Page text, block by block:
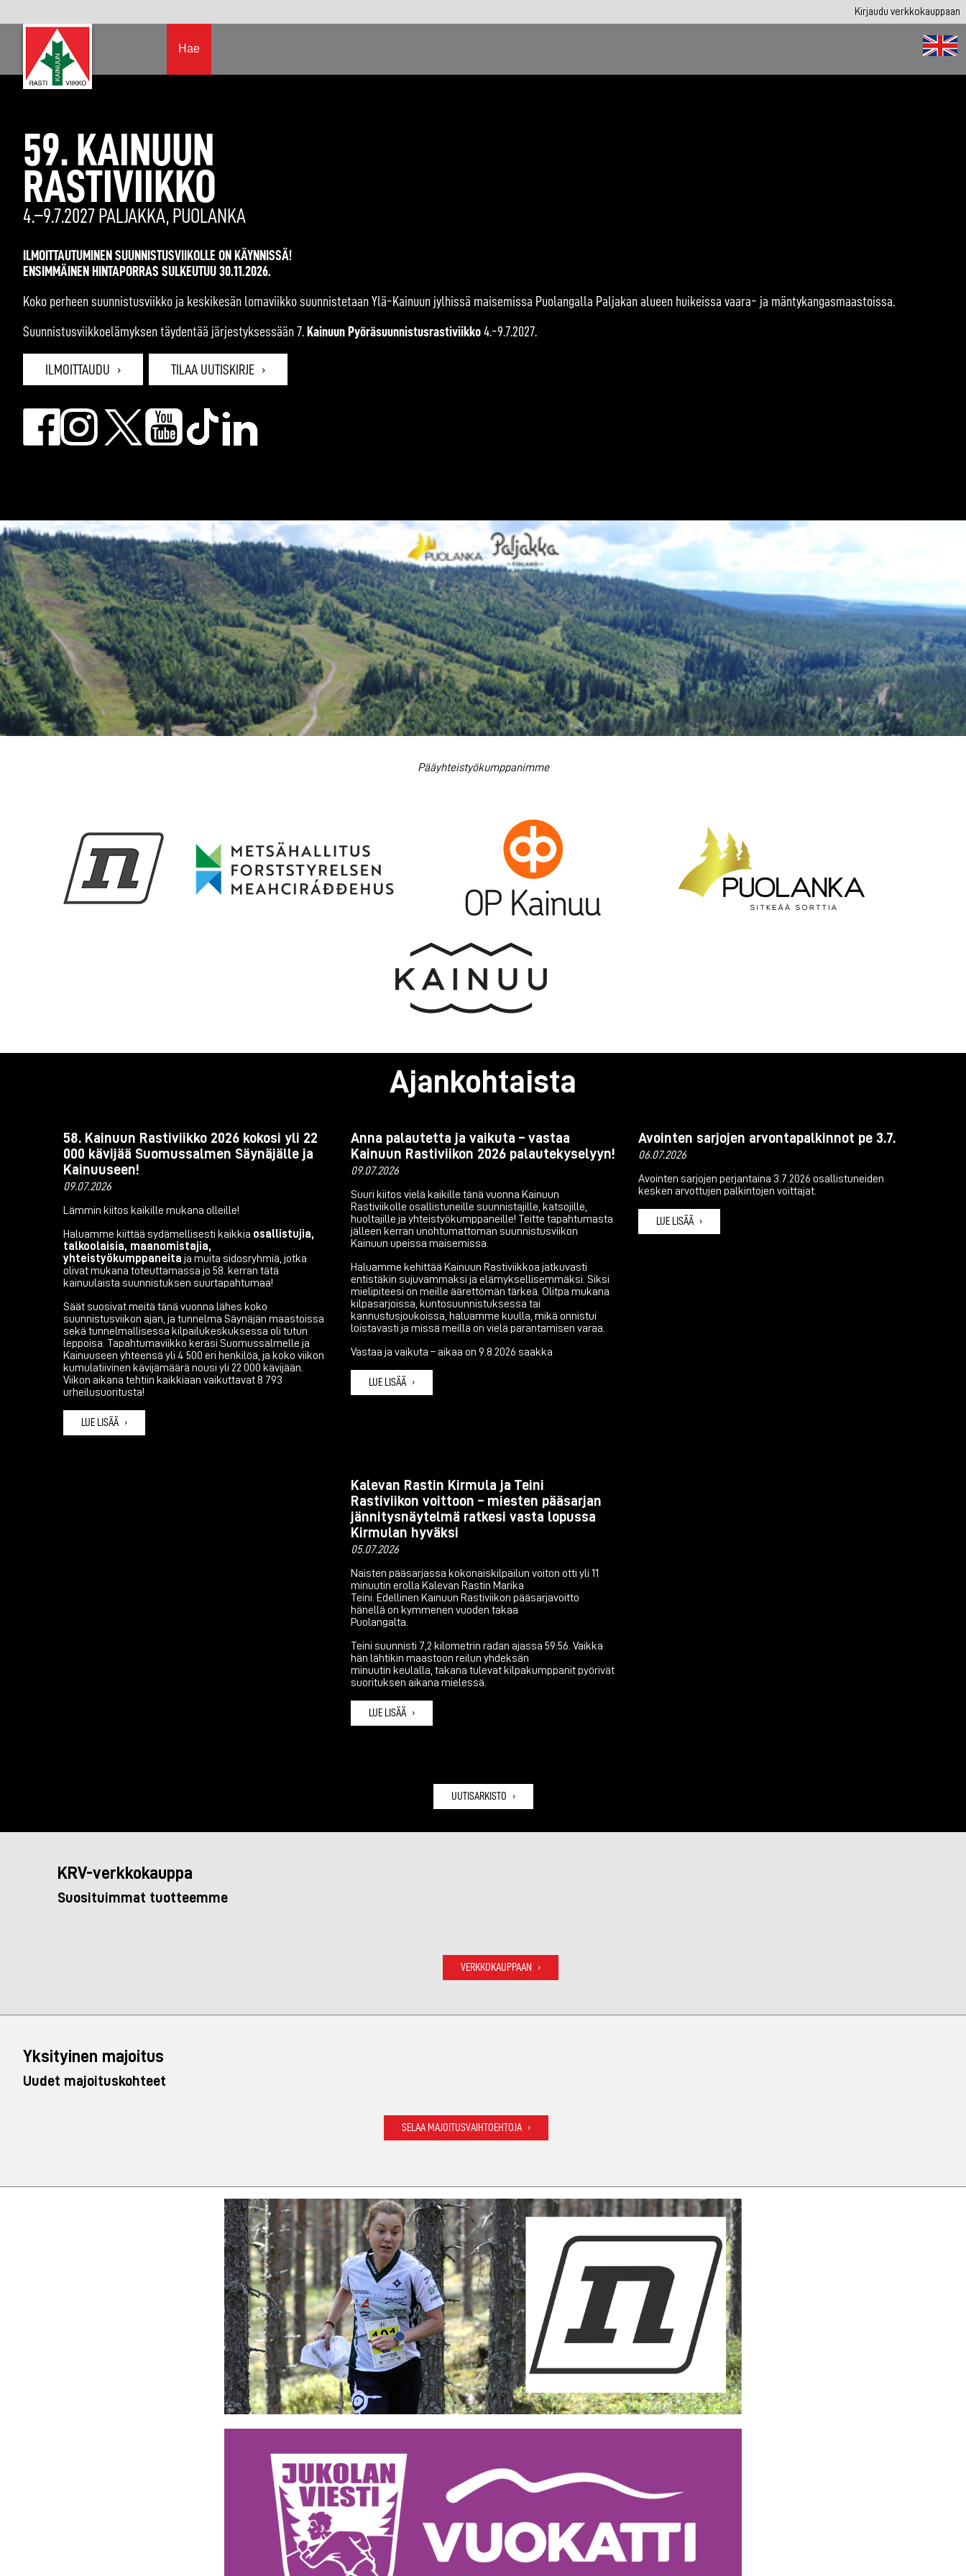
Kirjaudu verkkokauppaan
Hae
59. KAINUUN
RASTIVIIKKO
4.–9.7.2027 PALJAKKA, PUOLANKA
ILMOITTAUTUMINEN SUUNNISTUSVIIKOLLE ON KÄYNNISSÄ!
ENSIMMÄINEN HINTAPORRAS SULKEUTUU 30.11.2026.
Koko perheen suunnistusviikko ja keskikesän lomaviikko suunnistetaan Ylä-Kainuun jylhissä maisemissa Puolangalla Paljakan alueen huikeissa vaara- ja mäntykangasmaastoissa.
Suunnistusviikkoelämyksen täydentää järjestyksessään 7. Kainuun Pyöräsuunnistusrastiviikko 4.-9.7.2027.
ILMOITTAUDU TILAA UUTISKIRJE
Pääyhteistyökumppanimme
Ajankohtaista
58. Kainuun Rastiviikko 2026 kokosi yli 22
000 kävijää Suomussalmen Säynäjälle ja
Kainuuseen!
09.07.2026
Lämmin kiitos kaikille mukana olleille!
Haluamme kiittää sydämellisesti kaikkia osallistujia,
talkoolaisia, maanomistajia,
yhteistyökumppaneita ja muita sidosryhmiä, jotka
olivat mukana toteuttamassa jo 58. kerran tätä
kainuulaista suunnistuksen suurtapahtumaa!
Säät suosivat meitä tänä vuonna lähes koko
suunnistusviikon ajan, ja tunnelma Säynäjän maastoissa
sekä tunnelmallisessa kilpailukeskuksessa oli tutun
leppoisa. Tapahtumaviikko keräsi Suomussalmelle ja
Kainuuseen yhteensä yli 4 500 eri henkilöä, ja koko viikon
kumulatiivinen kävijämäärä nousi yli 22 000 kävijään.
Viikon aikana tehtiin kaikkiaan vaikuttavat 8 793
urheilusuoritusta!
LUE LISÄÄ
Anna palautetta ja vaikuta – vastaa
Kainuun Rastiviikon 2026 palautekyselyyn!
09.07.2026
Suuri kiitos vielä kaikille tänä vuonna Kainuun
Rastiviikolle osallistuneille suunnistajille, katsojille,
huoltajille ja yhteistyökumppaneille! Teitte tapahtumasta
jälleen kerran unohtumattoman suunnistusviikon
Kainuun upeissa maisemissa.
Haluamme kehittää Kainuun Rastiviikkoa jatkuvasti
entistäkin sujuvammaksi ja elämyksellisemmäksi. Siksi
mielipiteesi on meille äärettömän tärkeä. Olitpa mukana
kilpasarjoissa, kuntosuunnistuksessa tai
kannustusjoukoissa, haluamme kuulla, mikä onnistui
loistavasti ja missä meillä on vielä parantamisen varaa.
Vastaa ja vaikuta – aikaa on 9.8.2026 saakka
LUE LISÄÄ
Avointen sarjojen arvontapalkinnot pe 3.7.
06.07.2026
Avointen sarjojen perjantaina 3.7.2026 osallistuneiden
kesken arvottujen palkintojen voittajat.
LUE LISÄÄ
Kalevan Rastin Kirmula ja Teini
Rastiviikon voittoon – miesten pääsarjan
jännitysnäytelmä ratkesi vasta lopussa
Kirmulan hyväksi
05.07.2026
Naisten pääsarjassa kokonaiskilpailun voiton otti yli 11
minuutin erolla Kalevan Rastin Marika
Teini. Edellinen Kainuun Rastiviikon pääsarjavoitto
hänellä on kymmenen vuoden takaa
Puolangalta.
Teini suunnisti 7,2 kilometrin radan ajassa 59:56. Vaikka
hän lähtikin maastoon reilun yhdeksän
minuutin keulalla, takana tulevat kilpakumppanit pyörivät
suorituksen aikana mielessä.
LUE LISÄÄ
UUTISARKISTO
KRV-verkkokauppa
Suosituimmat tuotteemme
VERKKOKAUPPAAN
Yksityinen majoitus
Uudet majoituskohteet
SELAA MAJOITUSVAIHTOEHTOJA